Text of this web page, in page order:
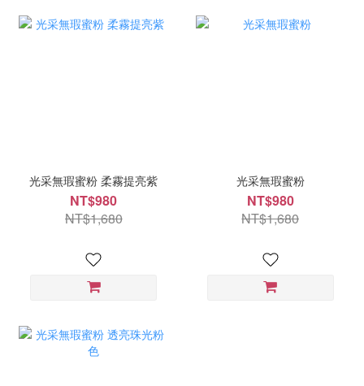
光采無瑕蜜粉 柔霧提亮紫
NT$980
NT$1,680
光采無瑕蜜粉
NT$980
NT$1,680